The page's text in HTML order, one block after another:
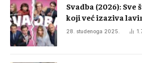
Svadba (2026):
koji već izaziva
28. studenoga 2025.